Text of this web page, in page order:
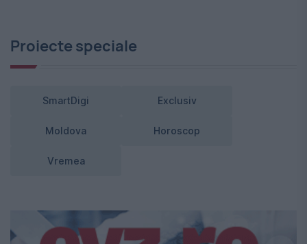
Proiecte speciale
SmartDigi Exclusiv
Moldova Horoscop
Vremea